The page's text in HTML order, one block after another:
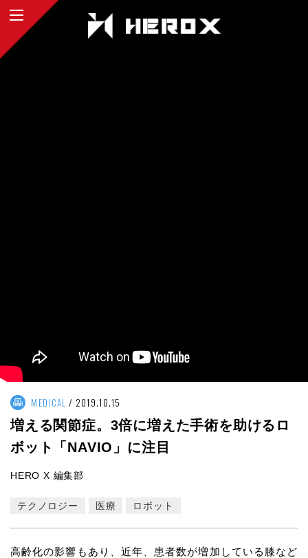
MEDICAL 2019.10.15
増える関節症。3倍に増えた手術を助けるロ
ボット「NAVIO」に注目
HERO X 編集部
テクノロジー 医療 ロボット
高齢化の影響もあり、近年、患者数が増加している膝など